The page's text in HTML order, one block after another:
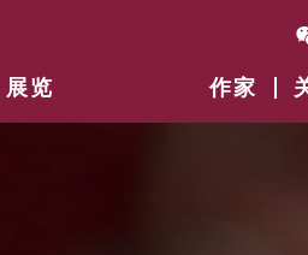
展览 作家